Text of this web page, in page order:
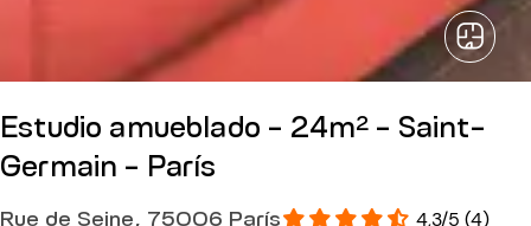
Estudio amueblado - 24m² - Saint-
Germain - París
Rue de Seine, 75006 París
4,3/5 (4)